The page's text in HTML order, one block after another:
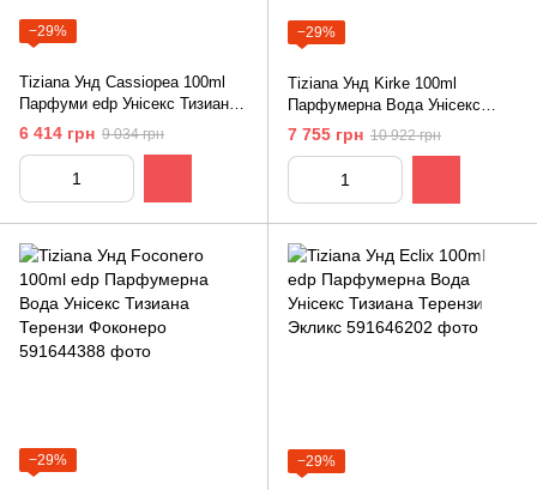
−29%
Tiziana Унд Cassiopea 100ml
Парфуми edp Унісекс Тизиана
Терензи Кассіопея
6 414 грн 9 034 грн
−29%
Tiziana Унд Kirke 100ml
Парфумерна Вода Унісекс
Тизиана Терензи Кирці
7 755 грн 10 922 грн
−29% −29%